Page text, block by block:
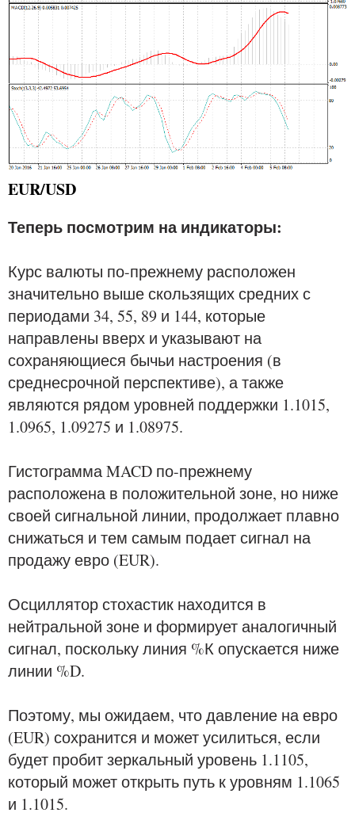
EUR/USD
Теперь посмотрим на индикаторы:
Курс валюты по-прежнему расположен
значительно выше скользящих средних с
периодами 34, 55, 89 и 144, которые
направлены вверх и указывают на
сохраняющиеся бычьи настроения (в
среднесрочной перспективе), а также
являются рядом уровней поддержки 1.1015,
1.0965, 1.09275 и 1.08975.
Гистограмма MACD по-прежнему
расположена в положительной зоне, но ниже
своей сигнальной линии, продолжает плавно
снижаться и тем самым подает сигнал на
продажу евро (EUR).
Осциллятор стохастик находится в
нейтральной зоне и формирует аналогичный
сигнал, поскольку линия %К опускается ниже
линии %D.
Поэтому, мы ожидаем, что давление на евро
(EUR) сохранится и может усилиться, если
будет пробит зеркальный уровень 1.1105,
который может открыть путь к уровням 1.1065
и 1.1015.